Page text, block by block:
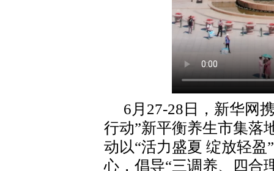
6月27-28日，新华网
行动”新平衡养生市集落
动以“活力盛夏 绽放轻
心，倡导“三调养、四合